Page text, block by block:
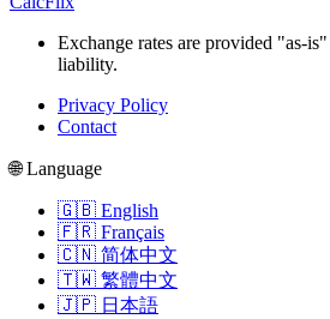
Exchange rates are provided "as-
liability.
Privacy Policy
Contact
🌐 Language
🇬🇧 English
🇫🇷 Français
🇨🇳 简体中文
🇹🇼 繁體中文
🇯🇵 日本語